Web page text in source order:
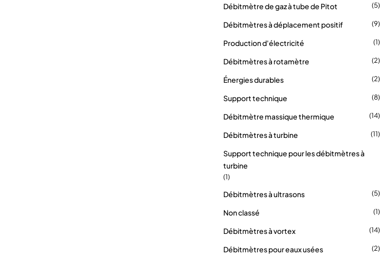
Débitmètre de gaz à tube de Pitot (5)
Débitmètres à déplacement positif (9)
Production d'électricité (1)
Débitmètres à rotamètre (2)
Énergies durables (2)
Support technique (8)
Débitmètre massique thermique (14)
Débitmètres à turbine (11)
Support technique pour les débitmètres à
turbine
(1)
Débitmètres à ultrasons (5)
Non classé (1)
Débitmètres à vortex (14)
Débitmètres pour eaux usées (2)